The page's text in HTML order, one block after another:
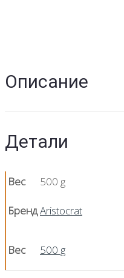
Описание
Детали
Вес 500 g
БрендAristocrat
Вес 500 g